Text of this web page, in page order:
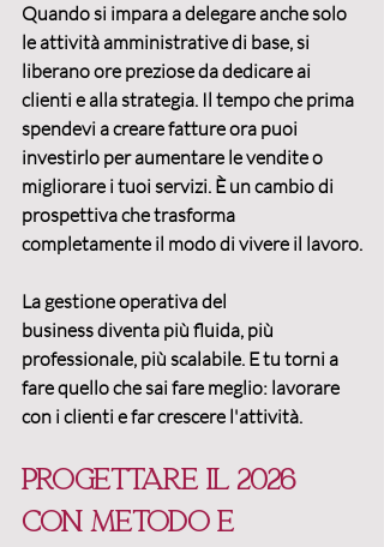
Quando si impara a delegare anche solo
le attività amministrative di base, si
liberano ore preziose da dedicare ai
clienti e alla strategia. Il tempo che prima
spendevi a creare fatture ora puoi
investirlo per aumentare le vendite o
migliorare i tuoi servizi. È un cambio di
prospettiva che trasforma
completamente il modo di vivere il lavoro.
La gestione operativa del
business diventa più fluida, più
professionale, più scalabile. E tu torni a
fare quello che sai fare meglio: lavorare
con i clienti e far crescere l'attività.
Progettare il 2026
con metodo e